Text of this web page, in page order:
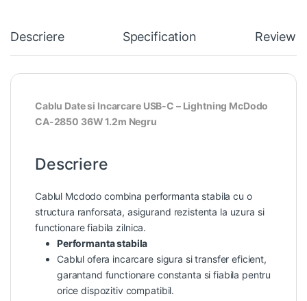
Descriere Specification Reviews
Cablu Date si Incarcare USB-C – Lightning McDodo
CA-2850 36W 1.2m Negru
Descriere
Cablul Mcdodo combina performanta stabila cu o
structura ranforsata, asigurand rezistenta la uzura si
functionare fiabila zilnica.
Performanta stabila
Cablul ofera incarcare sigura si transfer eficient,
garantand functionare constanta si fiabila pentru
orice dispozitiv compatibil.